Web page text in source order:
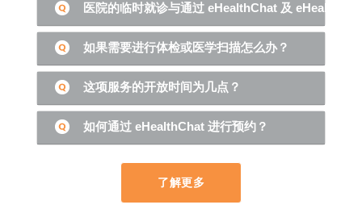
如果需要进行体检或医学扫描怎么办？
这项服务的开放时间为几点？
如何通过 eHealthChat 进行预约？
了解更多